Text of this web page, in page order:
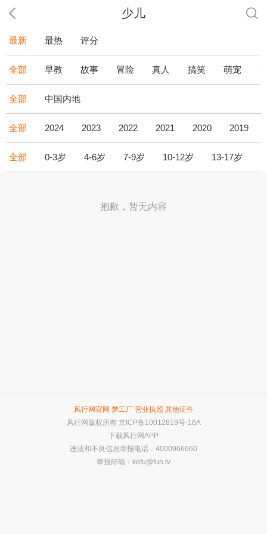
少儿
最新 最热 评分
全部 早教 故事 冒险 真人 搞笑 萌宠
全部 中国内地
全部 2024 2023 2022 2021 2020 2019
全部 0-3岁 4-6岁 7-9岁 10-12岁 13-17岁
抱歉，暂无内容
风行网官网 梦工厂 营业执照 其他证件
风行网版权所有 京ICP备10012819号-16A
下载风行网APP
违法和不良信息举报电话：4000966660
举报邮箱： kefu@fun.tv